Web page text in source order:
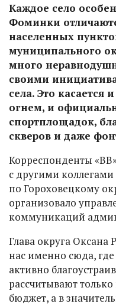
Каждое село
Фоминки
населенных
муниципального
много
своими
села. Это
огнем, и
спортплощадок,
скверов и даже
Корреспонденты
с другими коллегами
по Гороховецкому
организовало
коммуникаций
Глава округа Оксана
нас именно сюда, где
активно
рассчитывают
бюджет, а в